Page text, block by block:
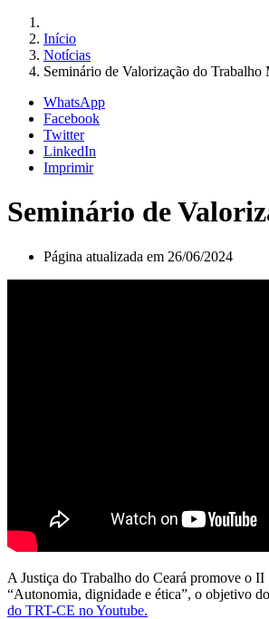
Início
Notícias
Seminário de Valorização do Trabalho
WhatsApp
Facebook
Twitter
LinkedIn
Imprimir
Seminário de
Página atualizada em 26/06/2024
A Justiça do Trabalho do Ceará promove o
“Autonomia, dignidade e ética”, o objetivo
do TRT-CE no Youtube.